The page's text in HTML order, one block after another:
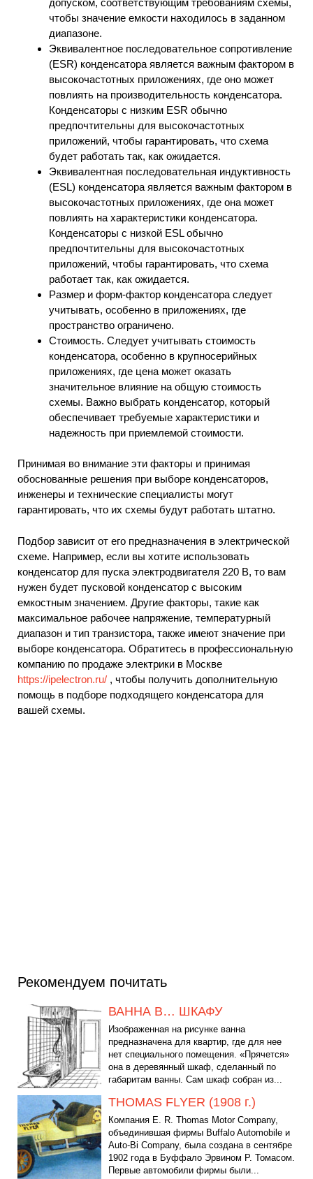
чтобы значение емкости находилось в заданном
диапазоне.
Эквивалентное последовательное сопротивление
(ESR) конденсатора является важным фактором в
высокочастотных приложениях, где оно может
повлиять на производительность конденсатора.
Конденсаторы с низким ESR обычно
предпочтительны для высокочастотных
приложений, чтобы гарантировать, что схема
будет работать так, как ожидается.
Эквивалентная последовательная индуктивность
(ESL) конденсатора является важным фактором в
высокочастотных приложениях, где она может
повлиять на характеристики конденсатора.
Конденсаторы с низкой ESL обычно
предпочтительны для высокочастотных
приложений, чтобы гарантировать, что схема
работает так, как ожидается.
Размер и форм-фактор конденсатора следует
учитывать, особенно в приложениях, где
пространство ограничено.
Стоимость. Следует учитывать стоимость
конденсатора, особенно в крупносерийных
приложениях, где цена может оказать
значительное влияние на общую стоимость
схемы. Важно выбрать конденсатор, который
обеспечивает требуемые характеристики и
надежность при приемлемой стоимости.
Принимая во внимание эти факторы и принимая
обоснованные решения при выборе конденсаторов,
инженеры и технические специалисты могут
гарантировать, что их схемы будут работать штатно.
Подбор зависит от его предназначения в электрической
схеме. Например, если вы хотите использовать
конденсатор для пуска электродвигателя 220 В, то вам
нужен будет пусковой конденсатор с высоким
емкостным значением. Другие факторы, такие как
максимальное рабочее напряжение, температурный
диапазон и тип транзистора, также имеют значение при
выборе конденсатора. Обратитесь в профессиональную
компанию по продаже электрики в Москве
https://ipelectron.ru/ , чтобы получить дополнительную
помощь в подборе подходящего конденсатора для
вашей схемы.
Рекомендуем почитать
ВАННА В… ШКАФУ
Изображенная на рисунке ванна
предназначена для квартир, где для нее
нет специального помещения. «Прячется»
она в деревянный шкаф, сделанный по
габаритам ванны. Сам шкаф собран из...
THOMAS FLYER (1908 г.)
Компания Е. R. Thomas Motor Company,
объединившая фирмы Buffalo Automobile и
Auto-Bi Company, была создана в сентябре
1902 года в Буффало Эрвином Р. Томасом.
Первые автомобили фирмы были...